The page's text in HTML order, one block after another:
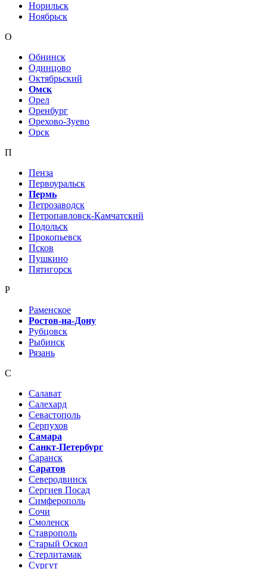
Норильск
Ноябрьск
О
Обнинск
Одинцово
Октябрьский
Омск
Орел
Оренбург
Орехово-Зуево
Орск
П
Пенза
Первоуральск
Пермь
Петрозаводск
Петропавловск-Камчатский
Подольск
Прокопьевск
Псков
Пушкино
Пятигорск
Р
Раменское
Ростов-на-Дону
Рубцовск
Рыбинск
Рязань
С
Салават
Салехард
Севастополь
Серпухов
Самара
Санкт-Петербург
Саранск
Саратов
Северодвинск
Сергиев Посад
Симферополь
Сочи
Смоленск
Ставрополь
Старый Оскол
Стерлитамак
Сургут